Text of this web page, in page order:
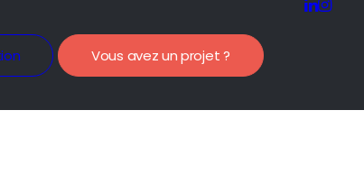
Vous avez un projet ?